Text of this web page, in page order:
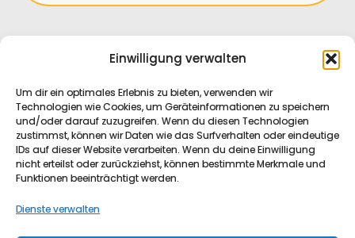
Einwilligung verwalten
Um dir ein optimales Erlebnis zu bieten, verwenden wir
Technologien wie Cookies, um Geräteinformationen zu speichern
und/oder darauf zuzugreifen. Wenn du diesen Technologien
zustimmst, können wir Daten wie das Surfverhalten oder eindeutige
IDs auf dieser Website verarbeiten. Wenn du deine Einwilligung
nicht erteilst oder zurückziehst, können bestimmte Merkmale und
Funktionen beeinträchtigt werden.
Dienste verwalten
Datenschutz
Impressum
Facebook